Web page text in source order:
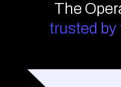
The
trusted by